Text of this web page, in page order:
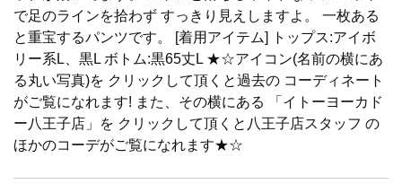
で足のラインを拾わず すっきり見えしますよ。 一枚ある
と重宝するパンツです。 [着用アイテム] トップス:アイボ
リー系L、黒L ボトム:黒65丈L ★☆アイコン(名前の横にあ
る丸い写真)を クリックして頂くと過去の コーディネート
がご覧になれます! また、その横にある 「イトーヨーカド
ー八王子店」を クリックして頂くと八王子店スタッフ の
ほかのコーデがご覧になれます★☆